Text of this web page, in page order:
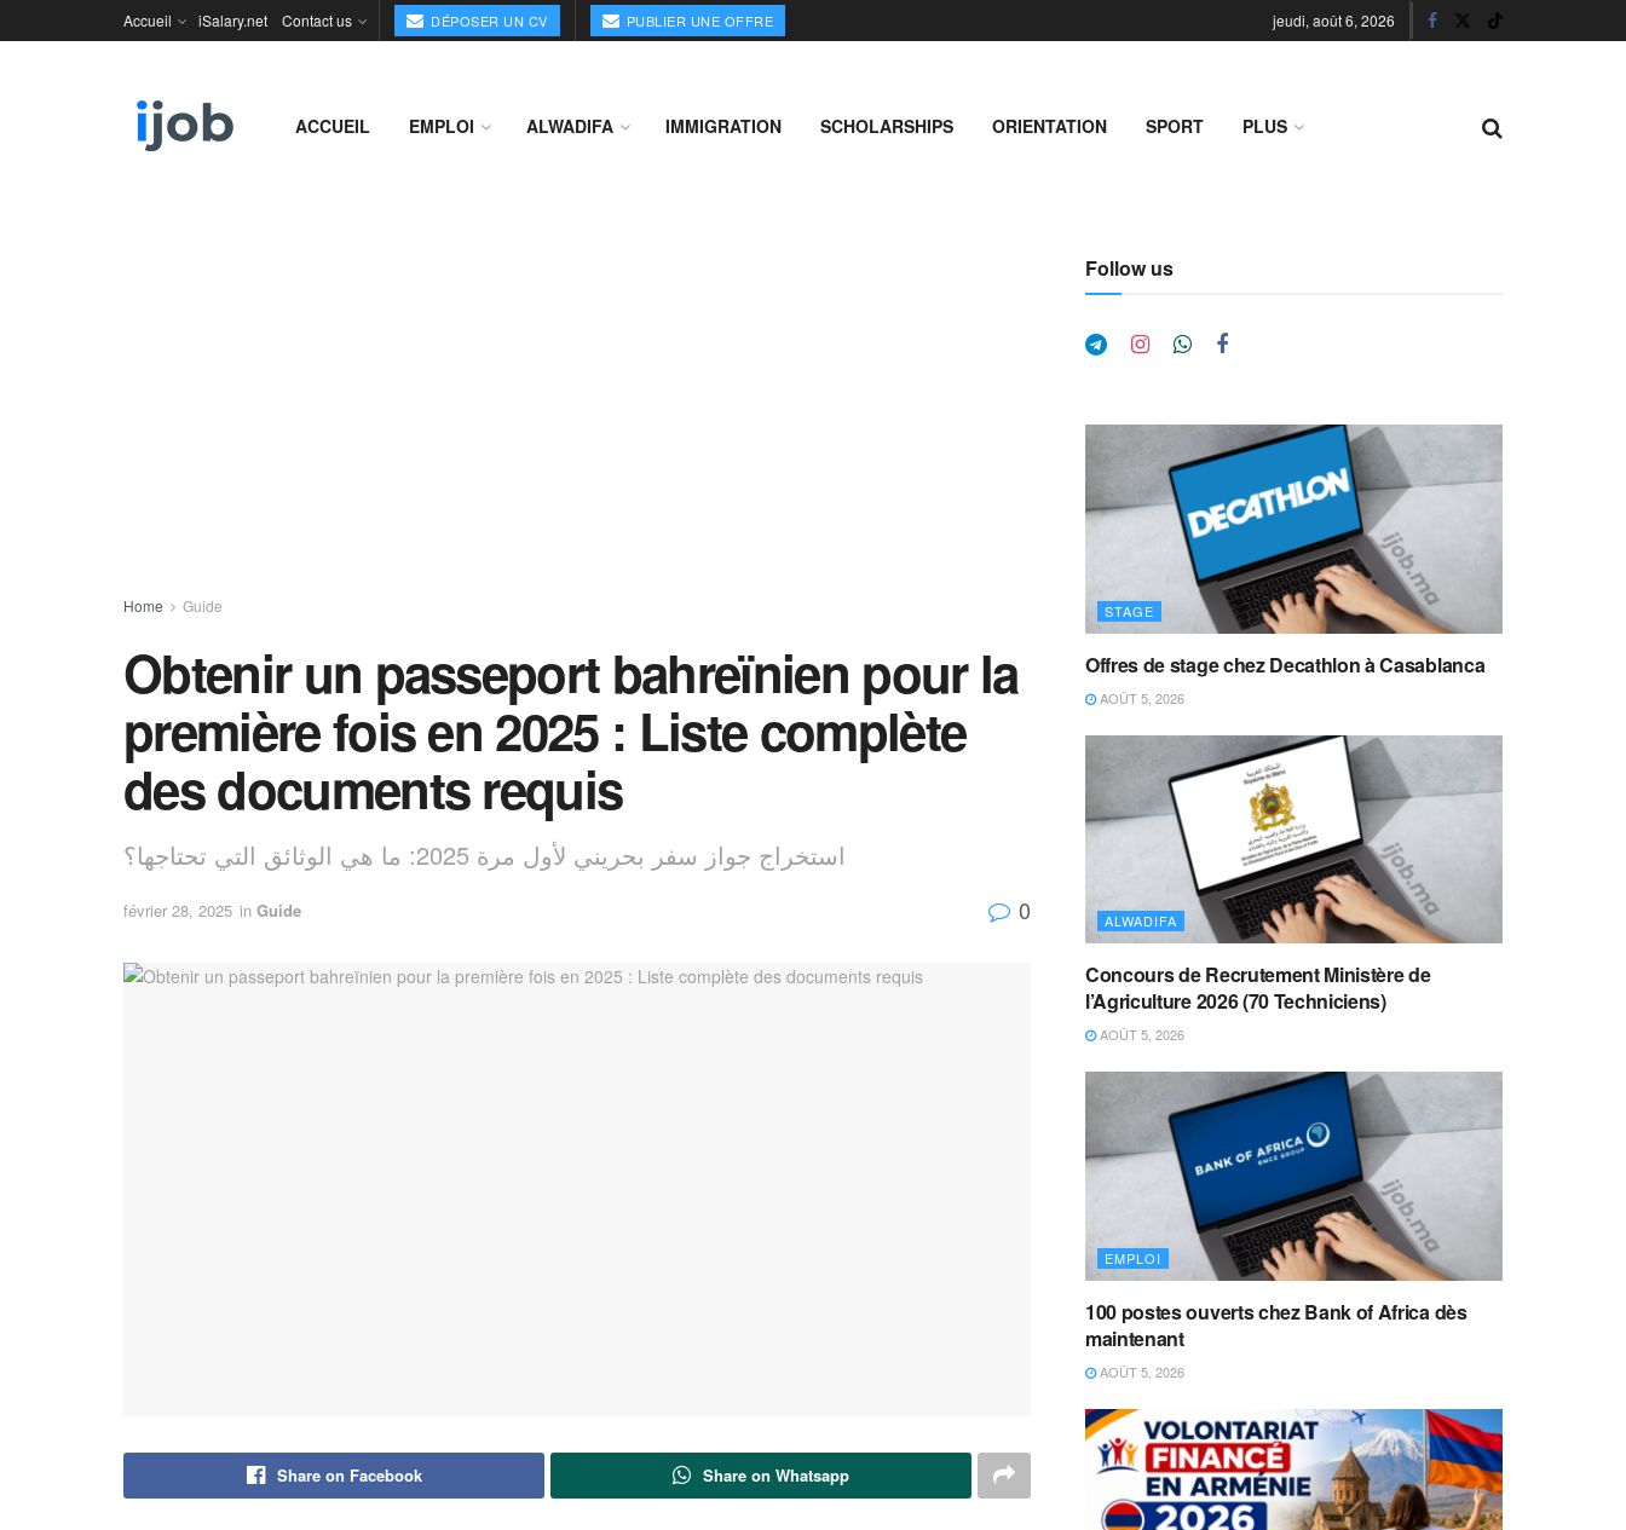
Accueil iSalary.net Contact us DÉPOSER UN CV PUBLIER UNE OFFRE jeudi, août 6, 2026
ACCUEIL EMPLOI ALWADIFA IMMIGRATION SCHOLARSHIPS ORIENTATION SPORT PLUS
Home Guide
Obtenir un passeport bahreïnien pour la
première fois en 2025 : Liste complète
des documents requis
استخراج جواز سفر بحريني لأول مرة 2025: ما هي الوثائق التي تحتاجها؟
février 28, 2025 in Guide 0
Share on Facebook Share on Whatsapp
Follow us
STAGE
Offres de stage chez Decathlon à Casablanca
AOÛT 5, 2026
ALWADIFA
Concours de Recrutement Ministère de
l’Agriculture 2026 (70 Techniciens)
AOÛT 5, 2026
EMPLOI
100 postes ouverts chez Bank of Africa dès
maintenant
AOÛT 5, 2026